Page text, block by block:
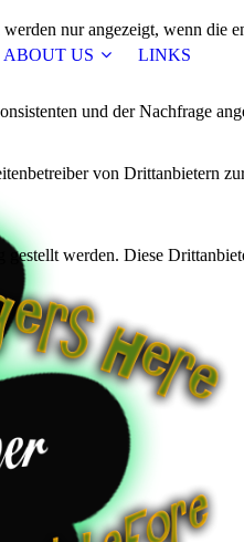
ABOUT US LINKS
nur angezeigt, wenn die
und der Nachfrage
von Drittanbietern
werden. Diese